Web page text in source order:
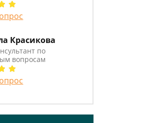
Красикова
по
вопросам